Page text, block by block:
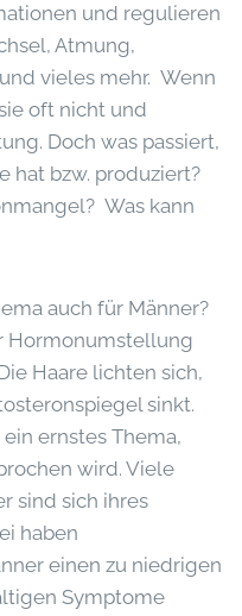
und regulieren
Atmung,
vieles mehr. Wenn
oft nicht und
Doch was passiert,
hat bzw. produziert?
Was kann
auch für Männer?
Hormonumstellung
Haare lichten sich,
sinkt.
ernstes Thema,
wird. Viele
sind sich ihres
haben
einen zu niedrigen
Symptome